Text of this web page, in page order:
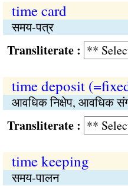
time card
समय-पत्र
:
time deposit
आवधिक निक्षेप, आवधिक
:
time keeping
समय-पालन